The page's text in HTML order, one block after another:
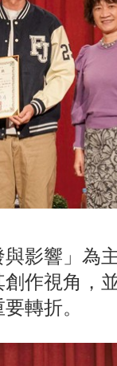
影響」為
作視角，
轉折。